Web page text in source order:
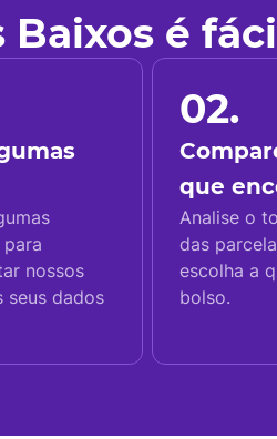
Baixos é
nossos
seus dados
02.
que
Analise o
das
escolha a
bolso.